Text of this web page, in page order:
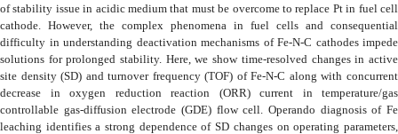
of stability issue in acidic medium that must be overcome to replace Pt in fuel cell
cathode. However, the complex phenomena in fuel cells and consequential
difficulty in understanding deactivation mechanisms of Fe-N-C cathodes impede
solutions for prolonged stability. Here, we show time-resolved changes in active
site density (SD) and turnover frequency (TOF) of Fe-N-C along with concurrent
decrease in oxygen reduction reaction (ORR) current in temperature/gas
controllable gas-diffusion electrode (GDE) flow cell. Operando diagnosis of Fe
leaching identifies a strong dependence of SD changes on operating parameters,